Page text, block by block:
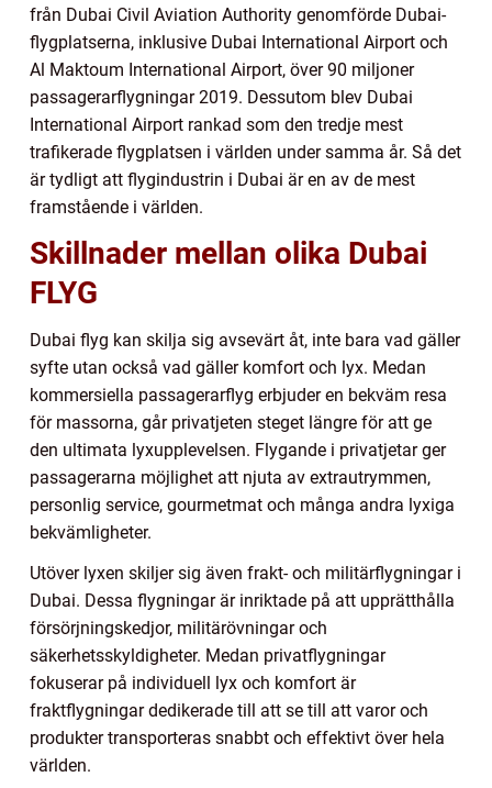
från Dubai Civil Aviation Authority genomförde Dubai-
flygplatserna, inklusive Dubai International Airport och
Al Maktoum International Airport, över 90 miljoner
passagerarflygningar 2019. Dessutom blev Dubai
International Airport rankad som den tredje mest
trafikerade flygplatsen i världen under samma år. Så det
är tydligt att flygindustrin i Dubai är en av de mest
framstående i världen.
Skillnader mellan olika Dubai
FLYG
Dubai flyg kan skilja sig avsevärt åt, inte bara vad gäller
syfte utan också vad gäller komfort och lyx. Medan
kommersiella passagerarflyg erbjuder en bekväm resa
för massorna, går privatjeten steget längre för att ge
den ultimata lyxupplevelsen. Flygande i privatjetar ger
passagerarna möjlighet att njuta av extrautrymmen,
personlig service, gourmetmat och många andra lyxiga
bekvämligheter.
Utöver lyxen skiljer sig även frakt- och militärflygningar i
Dubai. Dessa flygningar är inriktade på att upprätthålla
försörjningskedjor, militärövningar och
säkerhetsskyldigheter. Medan privatflygningar
fokuserar på individuell lyx och komfort är
fraktflygningar dedikerade till att se till att varor och
produkter transporteras snabbt och effektivt över hela
världen.